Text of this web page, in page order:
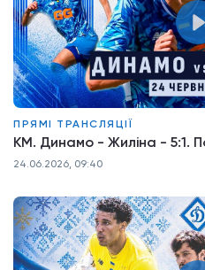
ПРЯМІ ТРАНСЛЯЦІЇ
КМ. Динамо - Жиліна - 5:1.
24.06.2026, 09:40